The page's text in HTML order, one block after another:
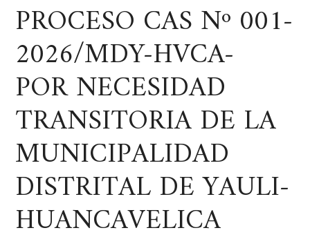
PROCESO CAS Nº 001-
2026/MDY-HVCA-
POR NECESIDAD
TRANSITORIA DE LA
MUNICIPALIDAD
DISTRITAL DE YAULI-
HUANCAVELICA